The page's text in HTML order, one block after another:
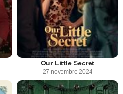
Our Little Secret
27 novembre 2024